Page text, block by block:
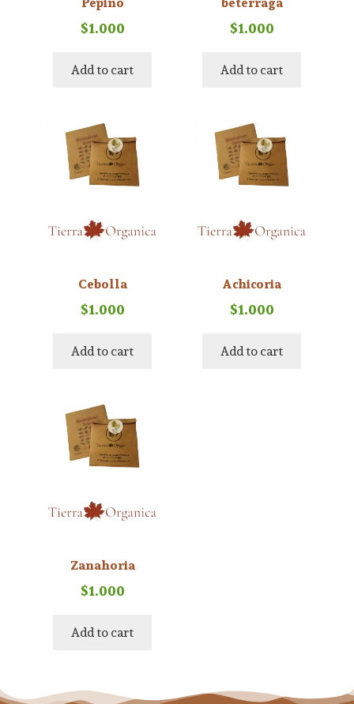
$1.000
Add to cart
$1.000
Add to cart
Cebolla
$1.000
Add to cart
Achicoria
$1.000
Add to cart
Zanahoria
$1.000
Add to cart